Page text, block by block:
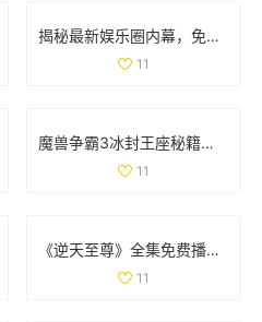
揭秘最新娱乐圈内幕，免费获取吃瓜爆料精彩内容
11
魔兽争霸3冰封王座秘籍全解析，助你轻松通关游戏
11
《逆天至尊》全集免费播放，尽享精彩剧情和热血冒险之旅
11